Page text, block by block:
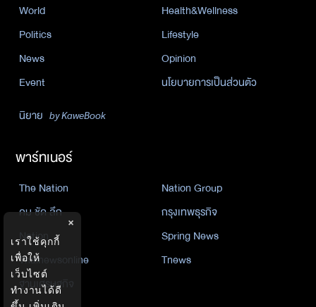
World
Health&Wellness
Politics
Lifestyle
News
Opinion
Event
นโยบายการเป็นส่วนตัว
นิยาย by KaweBook
พาร์ทเนอร์
The Nation
Nation Group
คม ชัด ลึก
กรุงเทพธุรกิจ
Nation
Spring News
Thainewsonline
Tnews
ฐานเศรษฐกิจ
×
เราใช้คุกกี้
เพื่อให้
เว็บไซต์
ทำงานได้ดี